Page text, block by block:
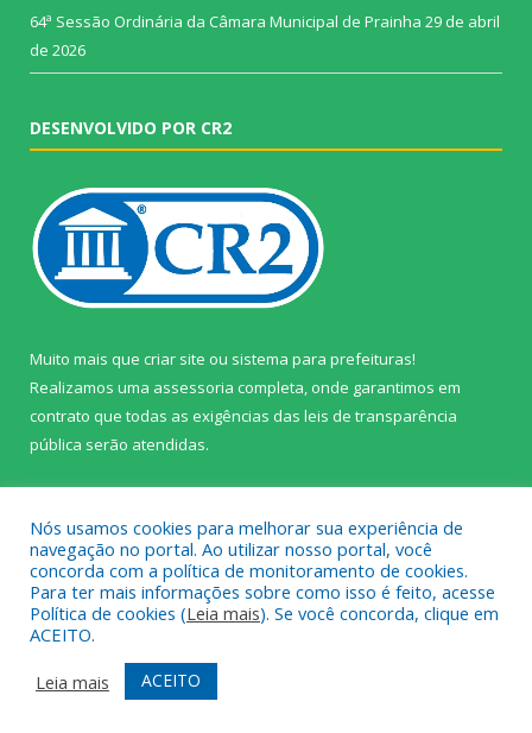
64ª Sessão Ordinária da Câmara Municipal de Prainha 29 de abril
de 2026
DESENVOLVIDO POR CR2
Muito mais que criar site ou sistema para prefeituras!
Realizamos uma assessoria completa, onde garantimos em
contrato que todas as exigências das leis de transparência
pública serão atendidas.
Todos os direitos reservados a Câmara Municipal de Prainha.
Mapa do Site
Acessar Área Administrativa
Acessar Webmail
Nós usamos cookies para melhorar sua experiência de
navegação no portal. Ao utilizar nosso portal, você
concorda com a política de monitoramento de cookies.
Para ter mais informações sobre como isso é feito, acesse
Política de cookies (Leia mais). Se você concorda, clique em
ACEITO.
Leia mais
ACEITO